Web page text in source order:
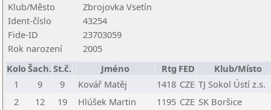
Klub/Město
Zbrojovka Vsetín
Ident-číslo
43254
Fide-ID
23703059
Rok narození
2005
KoloŠach.St.č. Jméno Rtg FED
Klub/Místo
1
9 9 Kovář Matěj 1418 CZE TJ Sokol Ústí z.s.
2
12 19 Hlúšek Martin 1195 CZE SK Boršice